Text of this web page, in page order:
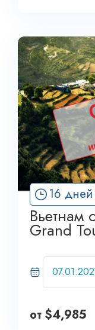
16 дней
Вьетнам
Grand
от $4,985